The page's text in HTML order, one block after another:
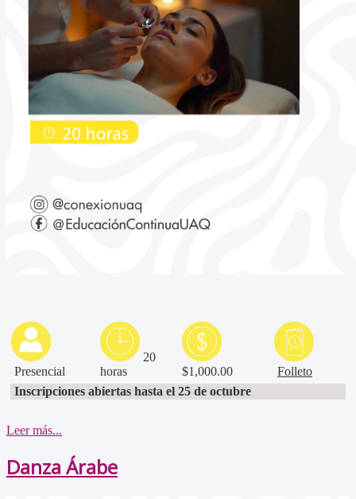
Presencial
20
horas
$1,000.00
Folleto
Inscripciones abiertas hasta el 25 de octubre
Leer más...
Danza Árabe